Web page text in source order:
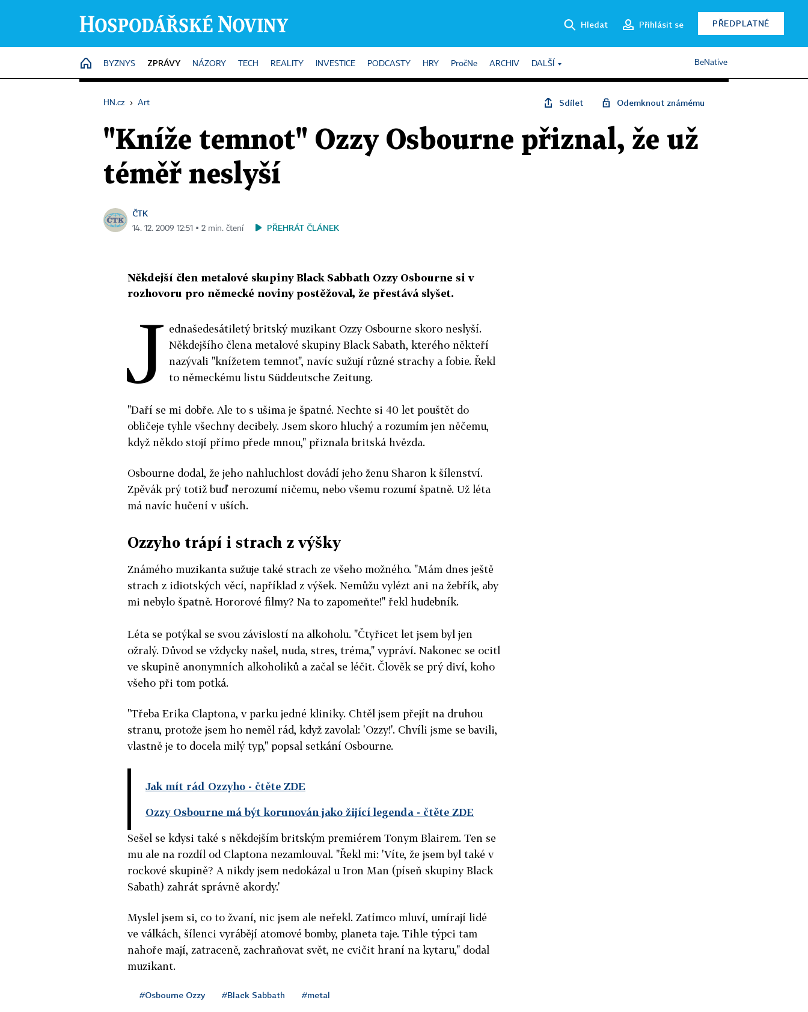
Hledat Přihlásit se PŘEDPLATNÉ
HOME
BYZNYS ZPRÁVY NÁZORY TECH REALITY INVESTICE PODCASTY HRY PročNe ARCHIV DALŠÍ BeNative
HN.cz › Art Sdílet Odemknout známému
"Kníže temnot" Ozzy Osbourne přiznal, že už
téměř neslyší
ČTK
14. 12. 2009 12:51 ▪ 2 min. čtení PŘEHRÁT ČLÁNEK
Někdejší člen metalové skupiny Black Sabbath Ozzy Osbourne si v
rozhovoru pro německé noviny postěžoval, že přestává slyšet.
J ednašedesátiletý britský muzikant Ozzy Osbourne skoro neslyší.
Někdejšího člena metalové skupiny Black Sabath, kterého někteří
nazývali "knížetem temnot", navíc sužují různé strachy a fobie. Řekl
to německému listu Süddeutsche Zeitung.
"Daří se mi dobře. Ale to s ušima je špatné. Nechte si 40 let pouštět do
obličeje tyhle všechny decibely. Jsem skoro hluchý a rozumím jen něčemu,
když někdo stojí přímo přede mnou," přiznala britská hvězda.
Osbourne dodal, že jeho nahluchlost dovádí jeho ženu Sharon k šílenství.
Zpěvák prý totiž buď nerozumí ničemu, nebo všemu rozumí špatně. Už léta
má navíc hučení v uších.
Ozzyho trápí i strach z výšky
Známého muzikanta sužuje také strach ze všeho možného. "Mám dnes ještě
strach z idiotských věcí, například z výšek. Nemůžu vylézt ani na žebřík, aby
mi nebylo špatně. Hororové filmy? Na to zapomeňte!" řekl hudebník.
Léta se potýkal se svou závislostí na alkoholu. "Čtyřicet let jsem byl jen
ožralý. Důvod se vždycky našel, nuda, stres, tréma," vypráví. Nakonec se ocitl
ve skupině anonymních alkoholiků a začal se léčit. Člověk se prý diví, koho
všeho při tom potká.
"Třeba Erika Claptona, v parku jedné kliniky. Chtěl jsem přejít na druhou
stranu, protože jsem ho neměl rád, když zavolal: 'Ozzy!'. Chvíli jsme se bavili,
vlastně je to docela milý typ," popsal setkání Osbourne.
Jak mít rád Ozzyho - čtěte ZDE
Ozzy Osbourne má být korunován jako žijící legenda - čtěte ZDE
Sešel se kdysi také s někdejším britským premiérem Tonym Blairem. Ten se
mu ale na rozdíl od Claptona nezamlouval. "Řekl mi: 'Víte, že jsem byl také v
rockové skupině? A nikdy jsem nedokázal u Iron Man (píseň skupiny Black
Sabath) zahrát správně akordy.'
Myslel jsem si, co to žvaní, nic jsem ale neřekl. Zatímco mluví, umírají lidé
ve válkách, šílenci vyrábějí atomové bomby, planeta taje. Tihle týpci tam
nahoře mají, zatraceně, zachraňovat svět, ne cvičit hraní na kytaru," dodal
muzikant.
#Osbourne Ozzy #Black Sabbath #metal